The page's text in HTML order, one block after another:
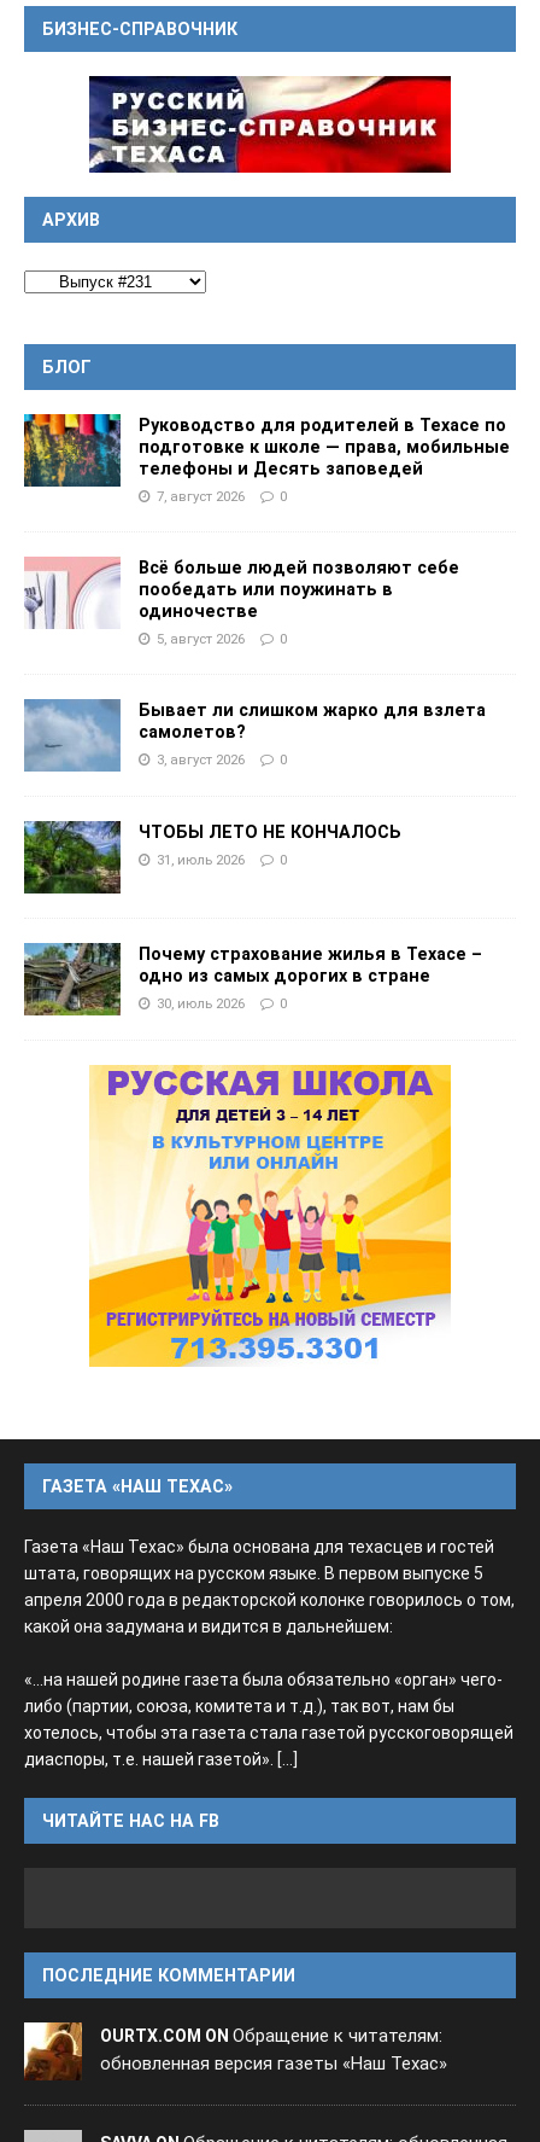
БИЗНЕС-СПРАВОЧНИК
АРХИВ
БЛОГ
Руководство для родителей в Техасе по
подготовке к школе — права, мобильные
телефоны и Десять заповедей
7, август 2026 0
Всё больше людей позволяют себе
пообедать или поужинать в
одиночестве
5, август 2026 0
Бывает ли слишком жарко для взлета
самолетов?
3, август 2026 0
ЧТОБЫ ЛЕТО НЕ КОНЧАЛОСЬ
31, июль 2026 0
Почему страхование жилья в Техасе –
одно из самых дорогих в стране
30, июль 2026 0
ГАЗЕТА «НАШ ТЕХАС»
Газета «Наш Техас» была основана для техасцев и гостей
штата, говорящих на русском языке. В первом выпуске 5
апреля 2000 года в редакторской колонке говорилось о том,
какой она задумана и видится в дальнейшем:
«...на нашей родине газета была обязательно «орган» чего-
либо (партии, союза, комитета и т.д.), так вот, нам бы
хотелось, чтобы эта газета стала газетой русскоговорящей
диаспоры, т.е. нашей газетой». [...]
ЧИТАЙТЕ НАС НА FB
ПОСЛЕДНИЕ КОММЕНТАРИИ
OURTX.COM ON Обращение к читателям:
обновленная версия газеты «Наш Техас»